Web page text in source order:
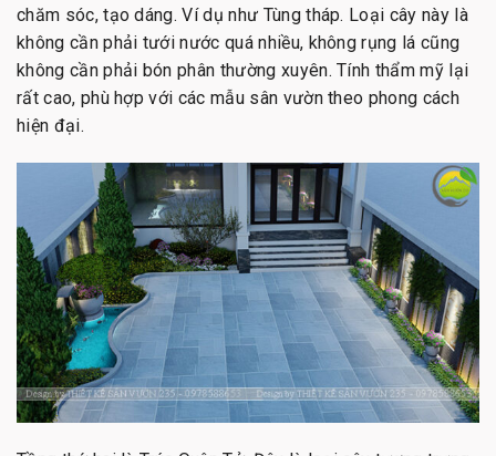
chăm sóc, tạo dáng. Ví dụ như Tùng tháp. Loại cây này là
không cần phải tưới nước quá nhiều, không rụng lá cũng
không cần phải bón phân thường xuyên. Tính thẩm mỹ lại
rất cao, phù hợp với các mẫu sân vườn theo phong cách
hiện đại.